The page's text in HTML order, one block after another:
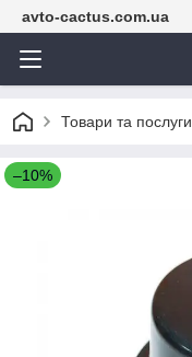
avto-cactus.com.ua
Товари та послуги
–10%